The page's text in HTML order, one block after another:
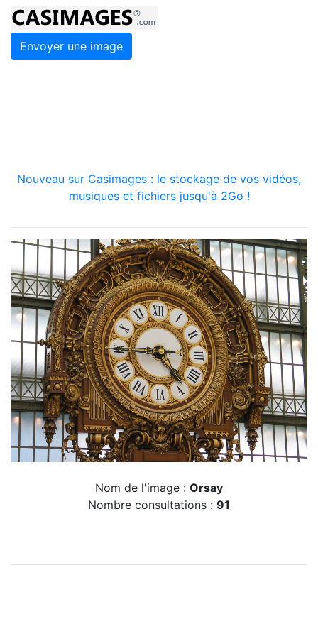
Envoyer une image
Nouveau sur Casimages : le stockage de vos vidéos,
musiques et fichiers jusqu'à 2Go !
Nom de l'image : Orsay
Nombre consultations : 91